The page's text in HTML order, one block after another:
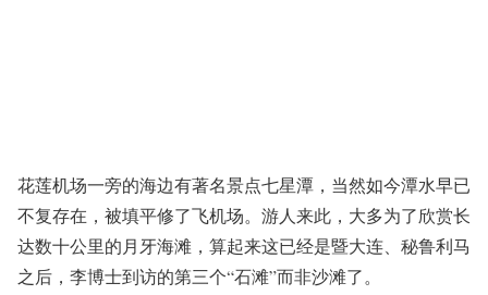
花莲机场一旁的海边有著名景点七星潭，当然如今潭水早已
不复存在，被填平修了飞机场。游人来此，大多为了欣赏长
达数十公里的月牙海滩，算起来这已经是暨大连、秘鲁利马
之后，李博士到访的第三个“石滩”而非沙滩了。